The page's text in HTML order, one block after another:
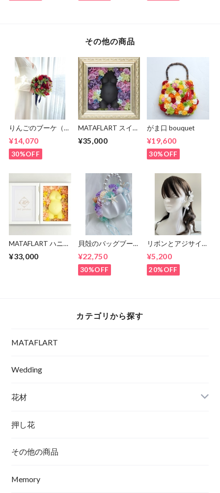
その他の商品
りんごのブーケ（ブ
¥14,070
30%OFF
MATAFLART スイー
MIX【受注生産】
¥35,000
がま口 bouquet
¥19,600
30%OFF
MATAFLART ハニー
レモン【受注生産】
¥33,000
貝殻のバッグブーケ
（ラベンダー&ミン
ト）
¥22,750
30%OFF
リボンとアジサイの
イヤーフックとヘア
パーツセット
¥5,200
20%OFF
カテゴリから探す
MATAFLART
Wedding
花材
押し花
その他の商品
Memory